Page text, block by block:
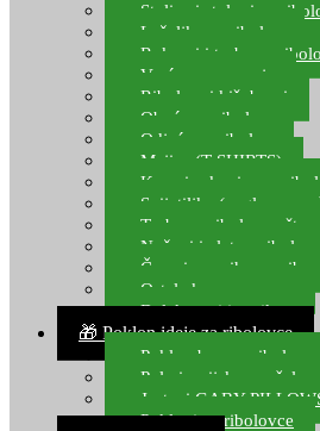
Stolice i stolovi za
Ležaljke za ribolov
Ruksaci i torbe za
Vreće za spavanje
Ribolovni kišobrani
Obuća za ribolov
Odjeća za ribolov
Majice (T-SHIRTS)
Kape i rukavice za
Svijetiljke (naglavne,
Torbe za ribolovne
Noževi i alat za ribolov
Čamci za prihranu ribe
Ostala kamp oprema
Dalekozori i optika
🎁 Poklon ideje za ribolovce
Poklon bon za ribolov
Polarizacijske naočale
Jastuci GABY
Pokloni za ribolovce